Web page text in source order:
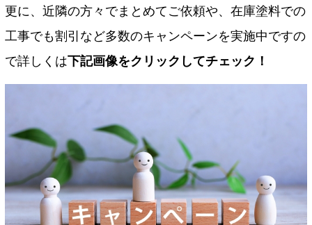
更に、近隣の方々でまとめてご依頼や、在庫塗料での
工事でも割引など多数のキャンペーンを実施中ですの
で詳しくは下記画像をクリックしてチェック！